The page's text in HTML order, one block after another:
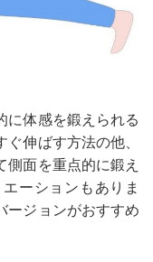
に体感を鍛えられる
伸ばす方法の他、
側面を重点的に鍛え
ーションもありま
ージョンがおすすめ